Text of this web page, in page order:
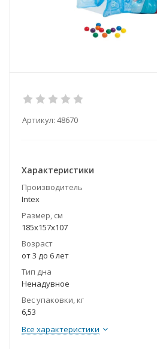
Артикул: 48670
Характеристики
Производитель
Intex
Размер, см
185х157х107
Возраст
от 3 до 6 лет
Тип дна
Ненадувное
Вес упаковки, кг
6,53
Все характеристики